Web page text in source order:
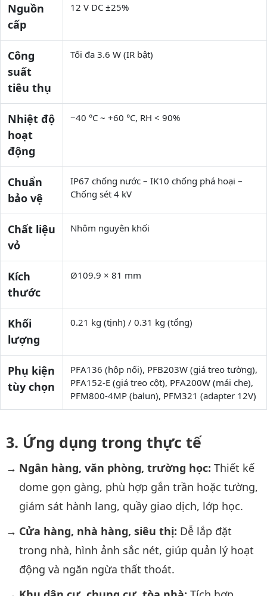
Nguồn
cấp
12 V DC ±25%
Công
suất
tiêu thụ
Tối đa 3.6 W (IR bật)
Nhiệt độ
hoạt
động
−40 °C ~ +60 °C, RH < 90%
Chuẩn
bảo vệ
IP67 chống nước – IK10 chống phá hoại –
Chống sét 4 kV
Chất liệu
vỏ
Nhôm nguyên khối
Kích
thước
Ø109.9 × 81 mm
Khối
lượng
0.21 kg (tịnh) / 0.31 kg (tổng)
Phụ kiện
tùy chọn
PFA136 (hộp nối), PFB203W (giá treo tường),
PFA152-E (giá treo cột), PFA200W (mái che),
PFM800-4MP (balun), PFM321 (adapter 12V)
Ứng dụng trong thực tế
Ngân hàng, văn phòng, trường học: Thiết kế
dome gọn gàng, phù hợp gắn trần hoặc tường,
giám sát hành lang, quầy giao dịch, lớp học.
Cửa hàng, nhà hàng, siêu thị: Dễ lắp đặt
trong nhà, hình ảnh sắc nét, giúp quản lý hoạt
động và ngăn ngừa thất thoát.